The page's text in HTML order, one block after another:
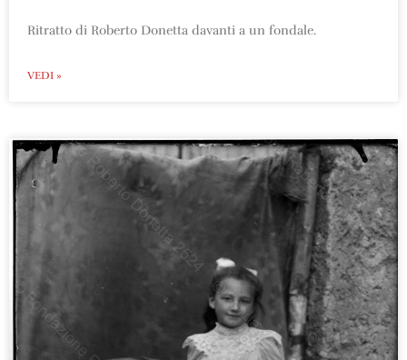
Ritratto di Roberto Donetta davanti a un fondale.
VEDI »